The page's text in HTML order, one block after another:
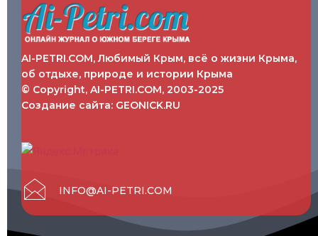
AI-PETRI.COM, Любимый Крым, всё о жизни Крыма,
об отдыхе, природе и истории Крыма
© Copyright, AI-PETRI.COM, 2003-2025
Создание сайта: GEONICK.RU
INFO@AI-PETRI.COM